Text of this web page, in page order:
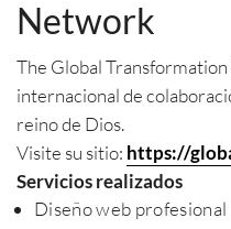
Network
The Global
internacional de
reino de Dios.
Visite su sitio: https://
Servicios realizados
Diseño web profesional